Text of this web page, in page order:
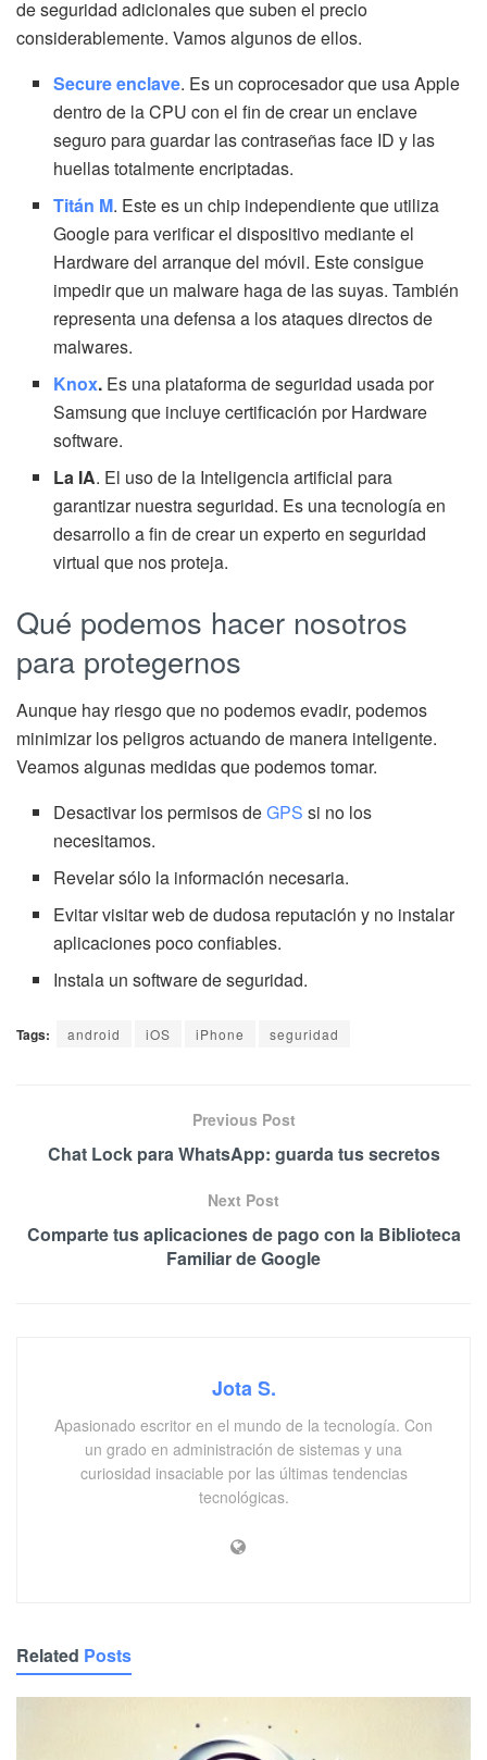
de seguridad adicionales que suben el precio
considerablemente. Vamos algunos de ellos.
Secure enclave. Es un coprocesador que usa Apple
dentro de la CPU con el fin de crear un enclave
seguro para guardar las contraseñas face ID y las
huellas totalmente encriptadas.
Titán M. Este es un chip independiente que utiliza
Google para verificar el dispositivo mediante el
Hardware del arranque del móvil. Este consigue
impedir que un malware haga de las suyas. También
representa una defensa a los ataques directos de
malwares.
Knox. Es una plataforma de seguridad usada por
Samsung que incluye certificación por Hardware
software.
La IA. El uso de la Inteligencia artificial para
garantizar nuestra seguridad. Es una tecnología en
desarrollo a fin de crear un experto en seguridad
virtual que nos proteja.
Qué podemos hacer nosotros
para protegernos
Aunque hay riesgo que no podemos evadir, podemos
minimizar los peligros actuando de manera inteligente.
Veamos algunas medidas que podemos tomar.
Desactivar los permisos deGPS si no los
necesitamos.
Revelar sólo la información necesaria.
Evitar visitar web de dudosa reputación y no instalar
aplicaciones poco confiables.
Instala un software de seguridad.
Tags: android iOS iPhone seguridad
Previous Post
Chat Lock para WhatsApp: guarda tus secretos
Next Post
Comparte tus aplicaciones de pago con la Biblioteca
Familiar de Google
Jota S.
Apasionado escritor en el mundo de la tecnología. Con
un grado en administración de sistemas y una
curiosidad insaciable por las últimas tendencias
tecnológicas.
Related Posts